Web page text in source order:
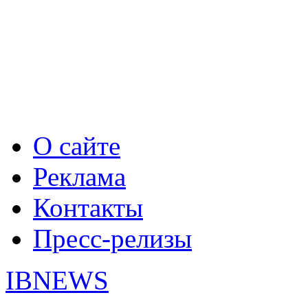
О сайте
Реклама
Контакты
Пресс-релизы
IBNEWS